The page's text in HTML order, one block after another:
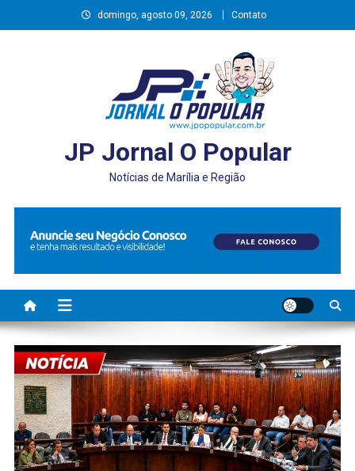
to
domingo, agosto 09, 2026 Contato
JP Jornal O Popular
Notícias de Marília e Região